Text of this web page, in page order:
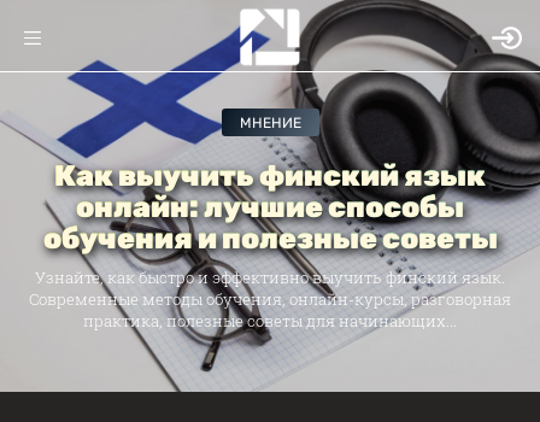
МНЕНИЕ
Как выучить финский язык
онлайн: лучшие способы
обучения и полезные советы
Узнайте, как быстро и эффективно выучить финский язык.
Современные методы обучения, онлайн-курсы, разговорная
практика, полезные советы для начинающих...